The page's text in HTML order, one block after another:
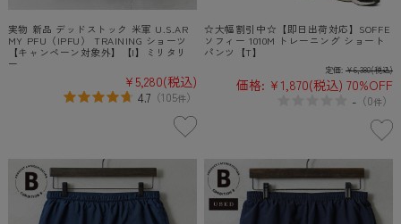
実物 新品 デッドストック 米軍 U.S.AR
MY PFU（IPFU） TRAINING ショーツ
【キャンペーン対象外】【I】ミリタリ
ー
¥5,280(税込)
4.7（105件）
☆大幅割引中☆【即日出荷対応】SOFFE
ソフィー 1010M トレーニング ショート
パンツ【T】
定価: ¥6,380(税込)
価格: ¥1,870(税込) 70%OFF
- （0件）